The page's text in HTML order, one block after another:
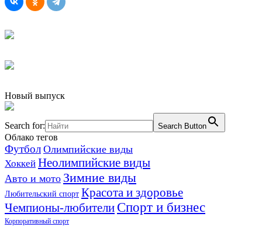
Новый выпуск
Search for: Search Button
Облако тегов
Футбол Олимпийские виды
Хоккей Неолимпийские виды
Авто и мото Зимние виды
Любительский спорт Красота и здоровье
Чемпионы-любители Спорт и бизнес
Корпоративный спорт